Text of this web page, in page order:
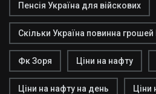
Пенсія Україна для війскових
Скільки Україна повинна
Фк Зоря Ціни на нафту
Ціни на нафту на день Ціни